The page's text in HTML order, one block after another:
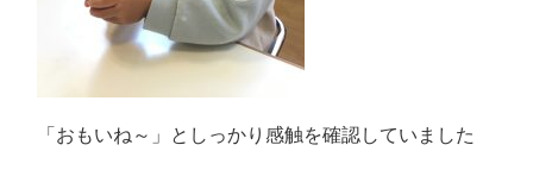
「おもいね～」としっかり感触を確認していました